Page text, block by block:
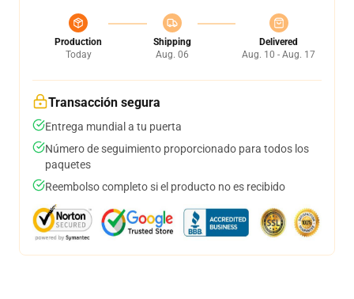
Production
Today
Shipping
Aug. 06
Delivered
Aug. 10 - Aug. 17
Transacción segura
Entrega mundial a tu puerta
Número de seguimiento proporcionado para todos los
paquetes
Reembolso completo si el producto no es recibido